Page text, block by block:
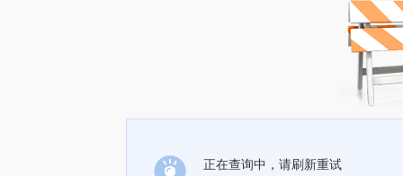
正在查询中，请刷新重试